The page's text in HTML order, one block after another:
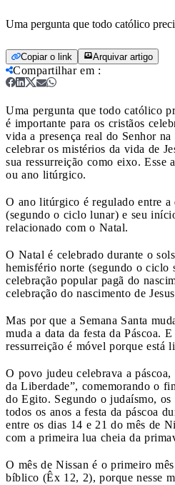
Uma pergunta que todo católico
Copiar o link Arquivar artigo
Compartilhar em :
Uma pergunta que todo católico
é importante para os cristãos
vida a presença real do Senhor
celebrar os mistérios da vida de
sua ressurreição como eixo. Esse
ou ano litúrgico.
O ano litúrgico é regulado entre a
(segundo o ciclo lunar) e seu
relacionado com o Natal.
O Natal é celebrado durante o
hemisfério norte (segundo o ciclo
celebração popular pagã do
celebração do nascimento de
Mas por que a Semana Santa
muda a data da festa da Páscoa.
ressurreição é móvel porque está
O povo judeu celebrava a páscoa,
da Liberdade”, comemorando o
do Egito. Segundo o judaísmo, os
todos os anos a festa da páscoa
entre os dias 14 e 21 do mês de
com a primeira lua cheia da
O mês de Nissan é o primeiro
bíblico (Êx 12, 2), porque nesse